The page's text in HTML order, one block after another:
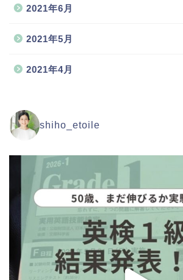
2021年6月
2021年5月
2021年4月
shiho_etoile